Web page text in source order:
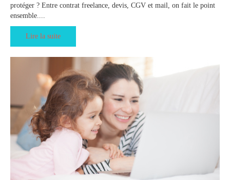
protéger ? Entre contrat freelance, devis, CGV et mail, on fait le point
ensemble....
Lire la suite